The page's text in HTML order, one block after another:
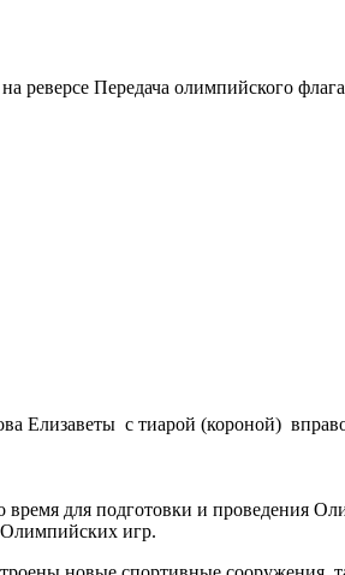
реверсе Передача олимпийского
Елизаветы с тиарой (короной)
для подготовки и проведения
Олимпийских игр.